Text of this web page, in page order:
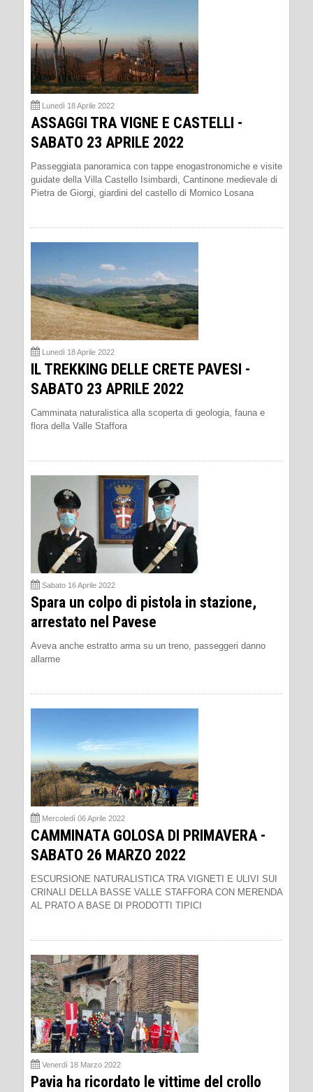
Lunedì 18 Aprile 2022
ASSAGGI TRA VIGNE E CASTELLI -
SABATO 23 APRILE 2022
Passeggiata panoramica con tappe enogastronomiche e visite
guidate della Villa Castello Isimbardi, Cantinone medievale di
Pietra de Giorgi, giardini del castello di Mornico Losana
Lunedì 18 Aprile 2022
IL TREKKING DELLE CRETE PAVESI -
SABATO 23 APRILE 2022
Camminata naturalistica alla scoperta di geologia, fauna e
flora della Valle Staffora
Sabato 16 Aprile 2022
Spara un colpo di pistola in stazione,
arrestato nel Pavese
Aveva anche estratto arma su un treno, passeggeri danno
allarme
Mercoledì 06 Aprile 2022
CAMMINATA GOLOSA DI PRIMAVERA -
SABATO 26 MARZO 2022
ESCURSIONE NATURALISTICA TRA VIGNETI E ULIVI SUI
CRINALI DELLA BASSE VALLE STAFFORA CON MERENDA
AL PRATO A BASE DI PRODOTTI TIPICI
Venerdì 18 Marzo 2022
Pavia ha ricordato le vittime del crollo